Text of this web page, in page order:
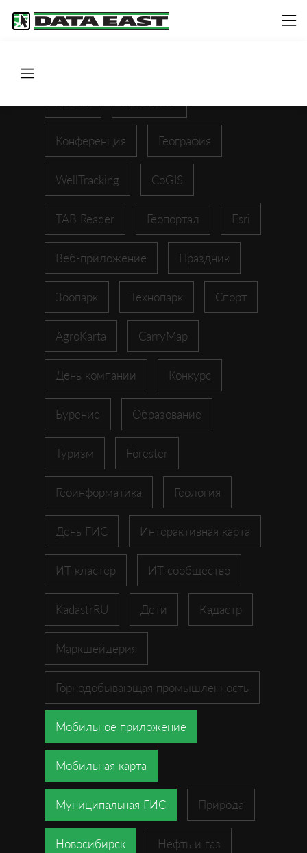
Конференция География
WellTracking CoGIS
TAB Reader Геопортал Esri
Веб-приложение Праздник
Зоопарк Технопарк Спорт
AgroKarta CarryMap
День компании Конкурс
Бурение Образование
Туризм Forester
Геоинформатика Геология
День ГИС Интерактивная карта
ИТ-кластер ИТ-сообщество
KadastrRU Дети Кадастр
Маркшейдерия
Горнодобывающая промышленность
Мобильное приложение
Мобильная карта
Муниципальная ГИС Природа
Новосибирск Нефть и газ